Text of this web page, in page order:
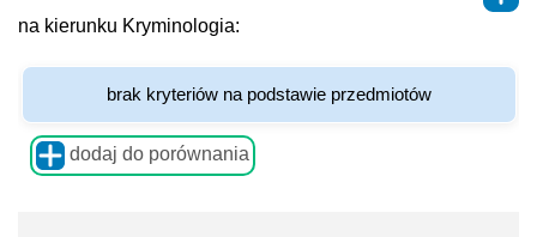
na kierunku Kryminologia:
brak kryteriów na podstawie przedmiotów
dodaj do porównania